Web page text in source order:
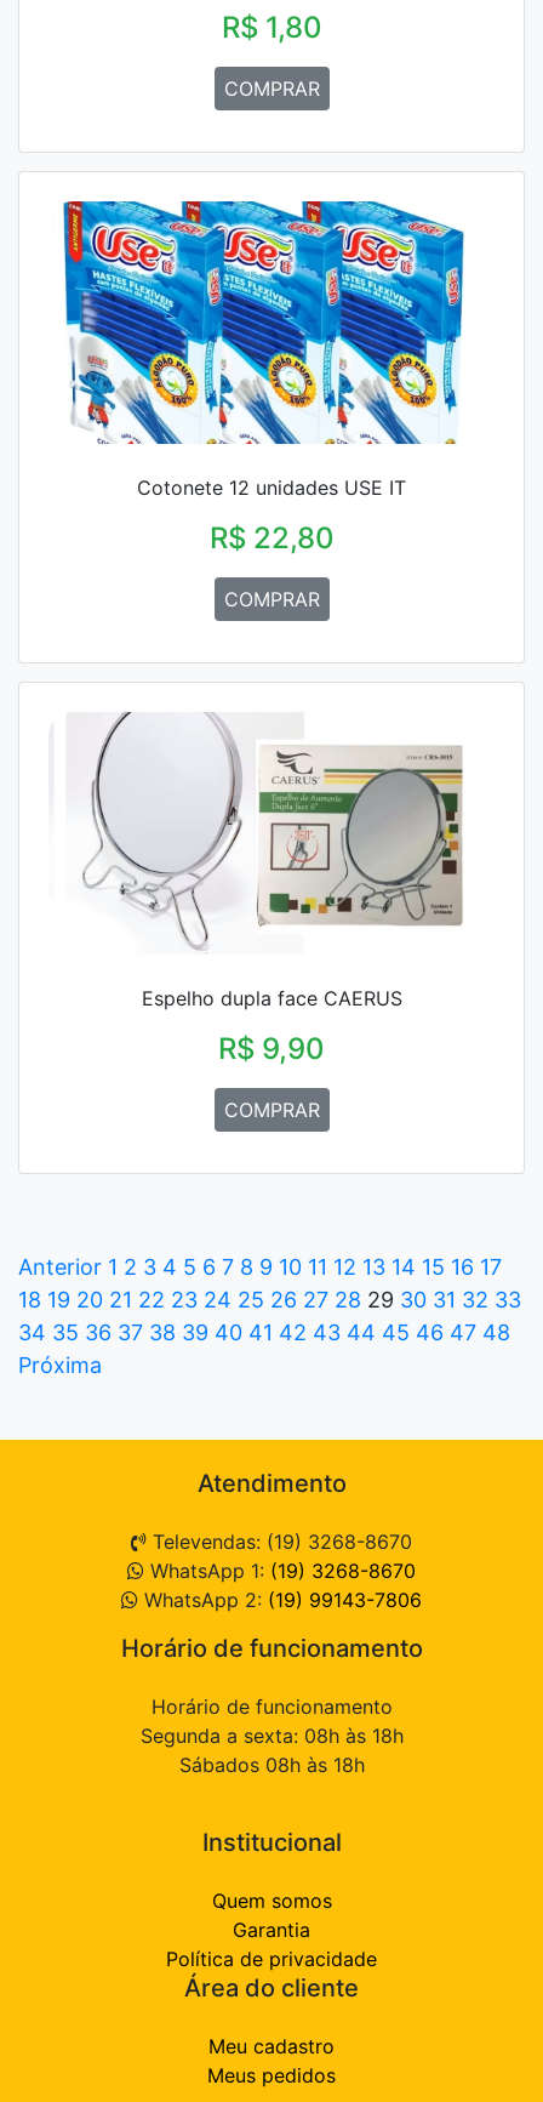
R$ 1,80
COMPRAR
Cotonete 12 unidades USE IT
R$ 22,80
COMPRAR
Espelho dupla face CAERUS
R$ 9,90
COMPRAR
Anterior 1 2 3 4 5 6 7 8 9 10 11 12 13 14 15 16 17
18 19 20 21 22 23 24 25 26 27 28 29 30 31 32 33
34 35 36 37 38 39 40 41 42 43 44 45 46 47 48
Próxima
Atendimento
Televendas: (19) 3268-8670
WhatsApp 1: (19) 3268-8670
WhatsApp 2: (19) 99143-7806
Horário de funcionamento
Horário de funcionamento
Segunda a sexta: 08h às 18h
Sábados 08h às 18h
Institucional
Quem somos
Garantia
Política de privacidade
Área do cliente
Meu cadastro
Meus pedidos